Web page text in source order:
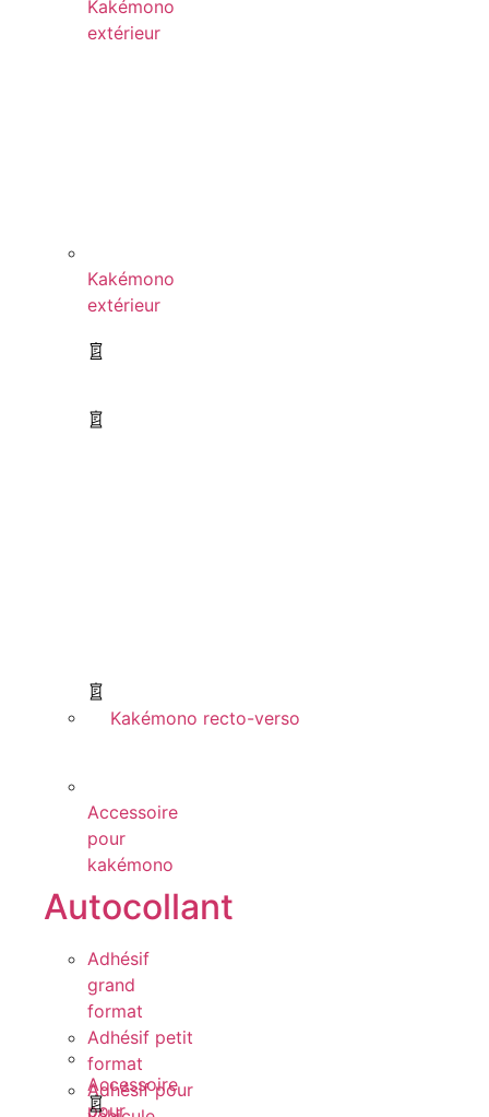
Kakémono
extérieur
Accessoire
pour
kakémono
Autocollant
Adhésif
grand
format
Adhésif petit
format
Adhésif pour
Kakémono
extérieur
Accessoire
pour
Kakémono recto-verso